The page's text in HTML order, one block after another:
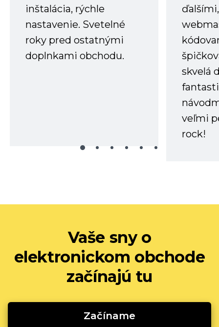
inštalácia, rýchle
nastavenie. Svetelné
roky pred ostatnými
doplnkami obchodu.
skvelá
veľmi
rock!
Vaše sny o
elektronickom obchode
začínajú tu
Začíname